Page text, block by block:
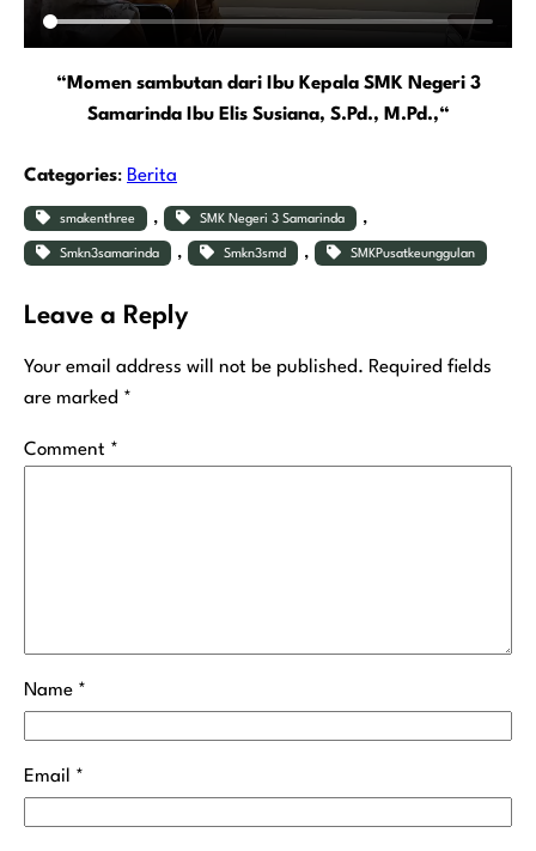
“ Momen sambutan dari Ibu Kepala SMK Negeri 3
Samarinda Ibu Elis Susiana, S.Pd., M.Pd.,“
Categories: Berita
smakenthree , SMK Negeri 3 Samarinda ,
Smkn3samarinda , Smkn3smd , SMKPusatkeunggulan
Leave a Reply
Your email address will not be published. Required fields
are marked *
Comment *
Name *
Email *